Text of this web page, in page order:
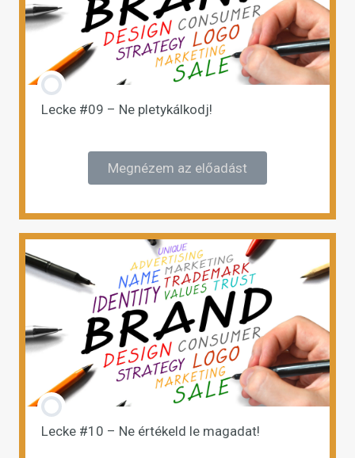
Lecke #09 – Ne pletykálkodj!
Megnézem az előadást
Lecke #10 – Ne értékeld le magadat!